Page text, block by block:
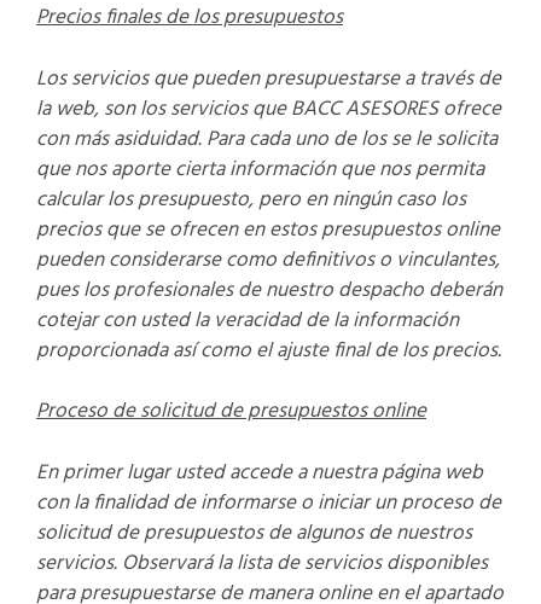
Precios finales de los presupuestos
Los serviciosque pueden presupuestarse a través de
la web, son los servicios que BACC ASESORES ofrece
con más asiduidad. Para cada uno de los se le solicita
que nos aporte cierta información que nos permita
calcular los presupuesto, pero en ningún caso los
precios que se ofrecen en estos presupuestos online
pueden considerarse como definitivos o vinculantes,
pues los profesionales de nuestro despacho deberán
cotejar con usted la veracidad de la información
proporcionada asícomo el ajuste final de los precios.
Proceso de solicitud de presupuestos online
En primer lugar usted accede a nuestra página web
con la finalidad de informarse o iniciar un proceso de
solicitud de presupuestos de algunos de nuestros
servicios. Observarála lista de servicios disponibles
para presupuestarse de manera online en el apartado